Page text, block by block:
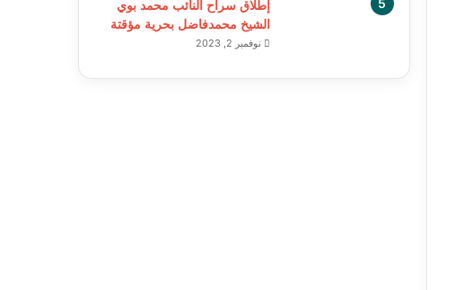
إطلاق سراح النائب محمد بوي
الشيخ محمدفاضل بحرية مؤقتة
نوفمبر 2, 2023